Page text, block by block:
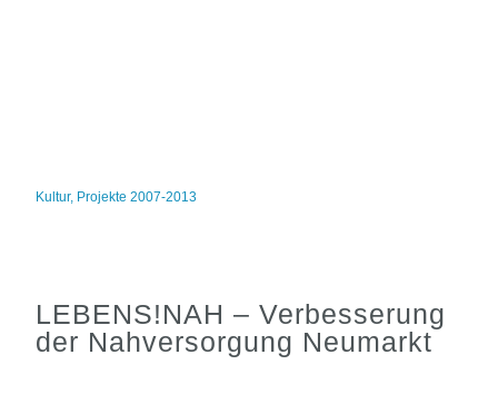
Kultur, Projekte 2007-2013
LEBENS!NAH – Verbesserung
der Nahversorgung Neumarkt